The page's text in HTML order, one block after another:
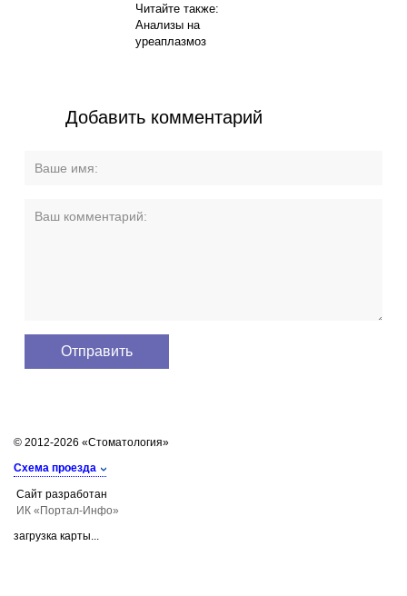
Читайте также:
Анализы на
уреаплазмоз
Добавить комментарий
© 2012-2026 «Стоматология»
Схема проезда
Сайт разработан
ИК «Портал-Инфо»
загрузка карты...